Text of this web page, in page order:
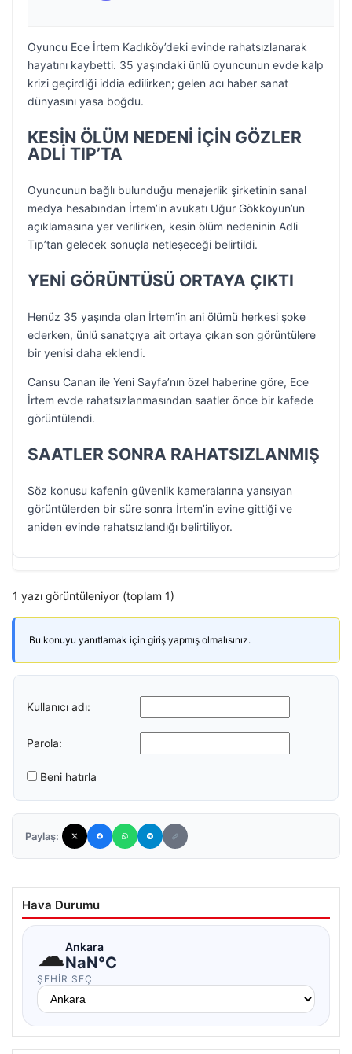
Oyuncu Ece İrtem Kadıköy’deki evinde rahatsızlanarak
hayatını kaybetti. 35 yaşındaki ünlü oyuncunun evde kalp
krizi geçirdiği iddia edilirken; gelen acı haber sanat
dünyasını yasa boğdu.
KESİN ÖLÜM NEDENİ İÇİN GÖZLER
ADLİ TIP’TA
Oyuncunun bağlı bulunduğu menajerlik şirketinin sanal
medya hesabından İrtem’in avukatı Uğur Gökkoyun’un
açıklamasına yer verilirken, kesin ölüm nedeninin Adli
Tıp’tan gelecek sonuçla netleşeceği belirtildi.
YENİ GÖRÜNTÜSÜ ORTAYA ÇIKTI
Henüz 35 yaşında olan İrtem’in ani ölümü herkesi şoke
ederken, ünlü sanatçıya ait ortaya çıkan son görüntülere
bir yenisi daha eklendi.
Cansu Canan ile Yeni Sayfa’nın özel haberine göre, Ece
İrtem evde rahatsızlanmasından saatler önce bir kafede
görüntülendi.
SAATLER SONRA RAHATSIZLANMIŞ
Söz konusu kafenin güvenlik kameralarına yansıyan
görüntülerden bir süre sonra İrtem’in evine gittiği ve
aniden evinde rahatsızlandığı belirtiliyor.
1 yazı görüntüleniyor (toplam 1)
Bu konuyu yanıtlamak için giriş yapmış olmalısınız.
Kullanıcı adı:
Parola:
Beni hatırla
Paylaş:
Hava Durumu
☁Ankara
NaN°C
ŞEHIR SEÇ